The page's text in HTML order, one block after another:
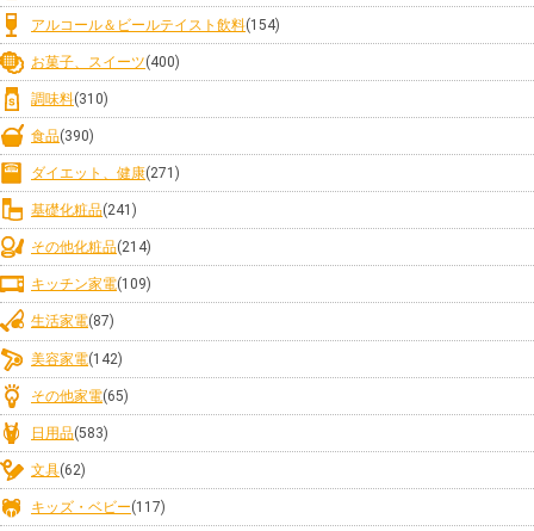
アルコール＆ビールテイスト飲料(154)
お菓子、スイーツ(400)
調味料(310)
食品(390)
ダイエット、健康(271)
基礎化粧品(241)
その他化粧品(214)
キッチン家電(109)
生活家電(87)
美容家電(142)
その他家電(65)
日用品(583)
文具(62)
キッズ・ベビー(117)